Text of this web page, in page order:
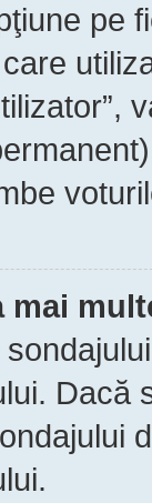
pe
mai
Dacă